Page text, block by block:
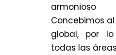
Concebimos
global, por
todas las